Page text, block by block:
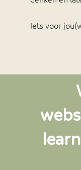
Iets voor